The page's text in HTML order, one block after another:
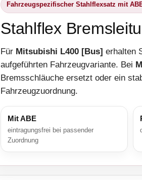
Fahrzeugspezifischer Stahlflexsatz mit
Stahlflex
Für Mitsubishi L400 [Bus] erhalten
aufgeführten Fahrzeugvariante. Bei
Bremsschläuche ersetzt oder ein
Fahrzeugzuordnung.
Mit ABE
eintragungsfrei bei passender
Zuordnung